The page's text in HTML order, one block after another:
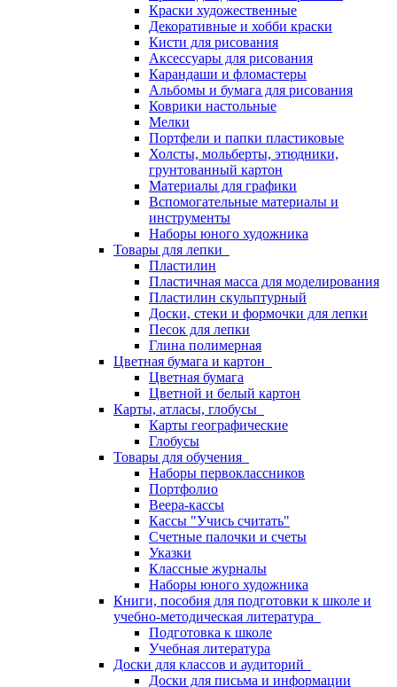
Краски художественные
Декоративные и хобби краски
Кисти для рисования
Аксессуары для рисования
Карандаши и фломастеры
Альбомы и бумага для рисования
Коврики настольные
Мелки
Портфели и папки пластиковые
Холсты, мольберты, этюдники,
грунтованный картон
Материалы для графики
Вспомогательные материалы и
инструменты
Наборы юного художника
Товары для лепки
Пластилин
Пластичная масса для моделирования
Пластилин скульптурный
Доски, стеки и формочки для лепки
Песок для лепки
Глина полимерная
Цветная бумага и картон
Цветная бумага
Цветной и белый картон
Карты, атласы, глобусы
Карты географические
Глобусы
Товары для обучения
Наборы первоклассников
Портфолио
Веера-кассы
Кассы "Учись считать"
Счетные палочки и счеты
Указки
Классные журналы
Наборы юного художника
Книги, пособия для подготовки к школе и
учебно-методическая литература
Подготовка к школе
Учебная литература
Доски для классов и аудиторий
Доски для письма и информации